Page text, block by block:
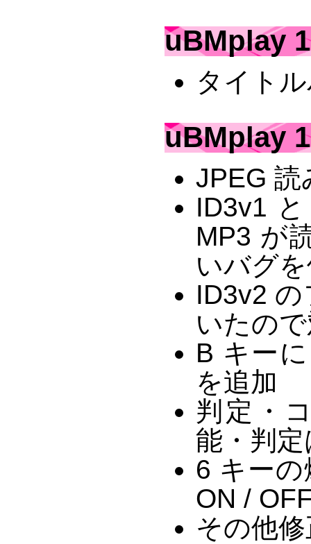
uBMplay
タイト
uBMplay
JPEG 読
ID3v1
MP3 が
いバグ
ID3v2
いたの
B キー
を追加
判定・
能・判
6 キー
ON /
その他